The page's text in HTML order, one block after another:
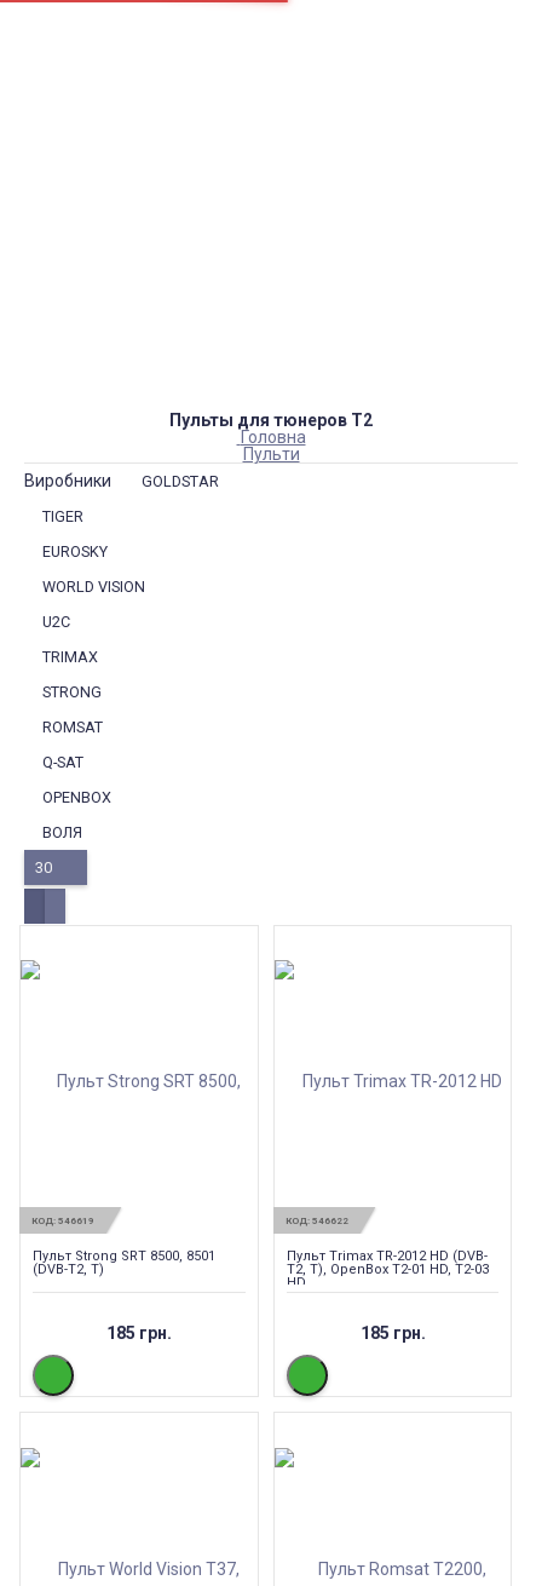
Пульты для тюнеров Т2
Головна
Пульти
Виробники
GOLDSTAR
TIGER
EUROSKY
WORLD VISION
U2C
TRIMAX
STRONG
ROMSAT
Q-SAT
OPENBOX
ВОЛЯ
30
КОД: 546619
Пульт Strong SRT 8500, 8501
(DVB-T2, T)
185 грн.
КОД: 546622
Пульт Trimax TR-2012 HD (DVB-
T2, T), OpenBox T2-01 HD, T2-03
HD
185 грн.